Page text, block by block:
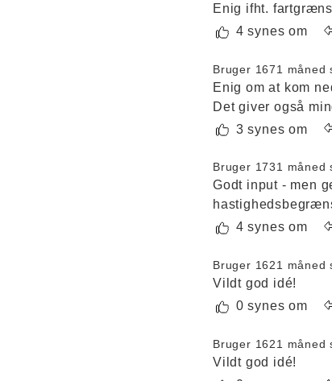
Bruger 1621 måned
Vildt god idé!
Bruger 1621 måned
Vildt god idé!
0 synes om
Bruger 1731 måned
Godt input - men
4 synes om
Bruger 1671 måned
Enig om at kom
Det giver også
3 synes om
Enig ifht.
4 synes om